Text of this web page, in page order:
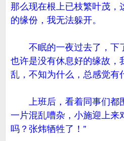
那么现在根上已枝繁叶茂，
的缘份，我无法躲开。
不眠的一夜过去了，下
也许是没有休息好的缘故，
乱，不知为什么，总感觉有
上班后，看着同事们都
一片混乱嘈杂，小施迎上来
吗？张炜牺牲了！”